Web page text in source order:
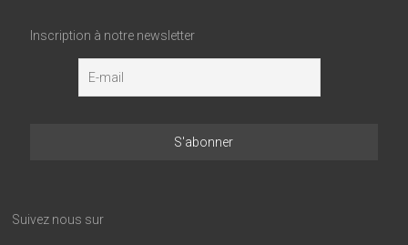
Inscription à notre newsletter
Suivez nous sur